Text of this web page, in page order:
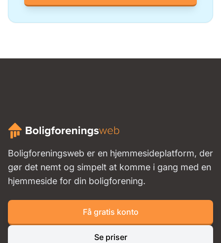
Boligforeningsweb er en hjemmesideplatform, der
gør det nemt og simpelt at komme i gang med en
hjemmeside for din boligforening.
Få gratis konto
Se priser